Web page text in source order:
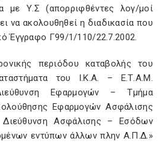
με Υ.Σ (απορριφθέντες λογ/μοί
να ακολουθηθεί η διαδικασία που
Έγγραφο Γ99/1/110/22.7.2002.
περιόδου καταβολής του
του Ι.Κ.Α. – Ε.Τ.Α.Μ.
Εφαρμογών – Τμήμα
Εφαρμογών Ασφάλισης
Διεύθυνση Ασφάλισης – Εσόδων
εντύπων άλλων πλην Α.Π.Δ.»